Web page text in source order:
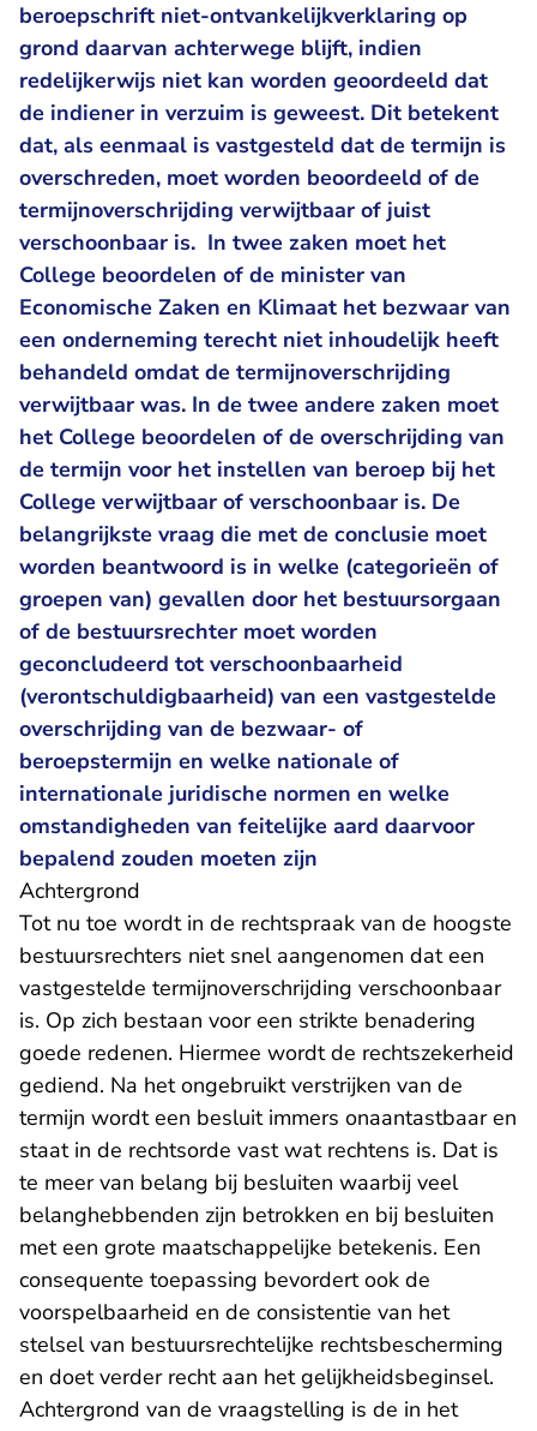
beroepschrift niet-ontvankelijkverklaring op
grond daarvan achterwege blijft, indien
redelijkerwijs niet kan worden geoordeeld dat
de indiener in verzuim is geweest. Dit betekent
dat, als eenmaal is vastgesteld dat de termijn is
overschreden, moet worden beoordeeld of de
termijnoverschrijding verwijtbaar of juist
verschoonbaar is. In twee zaken moet het
College beoordelen of de minister van
Economische Zaken en Klimaat het bezwaar van
een onderneming terecht niet inhoudelijk heeft
behandeld omdat de termijnoverschrijding
verwijtbaar was. In de twee andere zaken moet
het College beoordelen of de overschrijding van
de termijn voor het instellen van beroep bij het
College verwijtbaar of verschoonbaar is. De
belangrijkste vraag die met de conclusie moet
worden beantwoord is in welke (categorieën of
groepen van) gevallen door het bestuursorgaan
of de bestuursrechter moet worden
geconcludeerd tot verschoonbaarheid
(verontschuldigbaarheid) van een vastgestelde
overschrijding van de bezwaar- of
beroepstermijn en welke nationale of
internationale juridische normen en welke
omstandigheden van feitelijke aard daarvoor
bepalend zouden moeten zijn
Achtergrond
Tot nu toe wordt in de rechtspraak van de hoogste
bestuursrechters niet snel aangenomen dat een
vastgestelde termijnoverschrijding verschoonbaar
is. Op zich bestaan voor een strikte benadering
goede redenen. Hiermee wordt de rechtszekerheid
gediend. Na het ongebruikt verstrijken van de
termijn wordt een besluit immers onaantastbaar en
staat in de rechtsorde vast wat rechtens is. Dat is
te meer van belang bij besluiten waarbij veel
belanghebbenden zijn betrokken en bij besluiten
met een grote maatschappelijke betekenis. Een
consequente toepassing bevordert ook de
voorspelbaarheid en de consistentie van het
stelsel van bestuursrechtelijke rechtsbescherming
en doet verder recht aan het gelijkheidsbeginsel.
Achtergrond van de vraagstelling is de in het